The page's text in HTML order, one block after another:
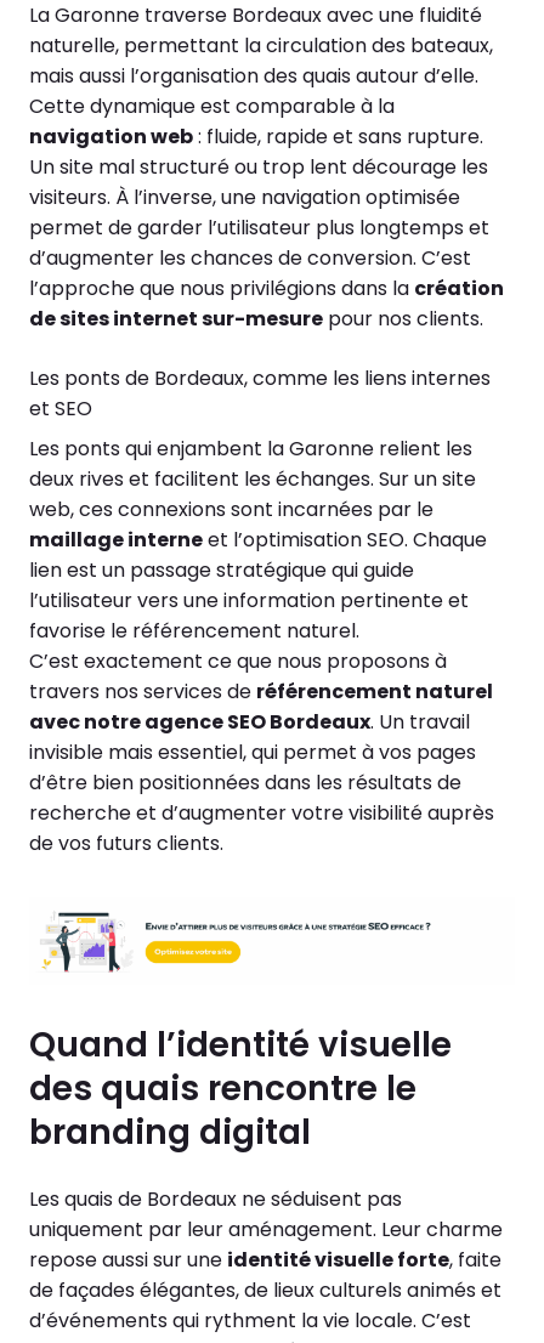
La Garonne traverse Bordeaux avec une fluidité
naturelle, permettant la circulation des bateaux,
mais aussi l’organisation des quais autour d’elle.
Cette dynamique est comparable à la
navigation web: fluide, rapide et sans rupture.
Un site mal structuré ou trop lent décourage les
visiteurs. À l’inverse, une navigation optimisée
permet de garder l’utilisateur plus longtemps et
d’augmenter les chances de conversion. C’est
l’approche que nous privilégions dans la création
de sites internet sur-mesure pour nos clients.
Les ponts de Bordeaux, comme les liens internes
et SEO
Les ponts qui enjambent la Garonne relient les
deux rives et facilitent les échanges. Sur un site
web, ces connexions sont incarnées par le
maillage interneet l’optimisation SEO. Chaque
lien est un passage stratégique qui guide
l’utilisateur vers une information pertinente et
favorise le référencement naturel.
C’est exactement ce que nous proposons à
travers nos services de référencement naturel
avec notre agence SEO Bordeaux. Un travail
invisible mais essentiel, qui permet à vos pages
d’être bien positionnées dans les résultats de
recherche et d’augmenter votre visibilité auprès
de vos futurs clients.
Quand l’identité visuelle
des quais rencontre le
branding digital
Les quais de Bordeaux ne séduisent pas
uniquement par leur aménagement. Leur charme
repose aussi sur une identité visuelle forte, faite
de façades élégantes, de lieux culturels animés et
d’événements qui rythment la vie locale. C’est